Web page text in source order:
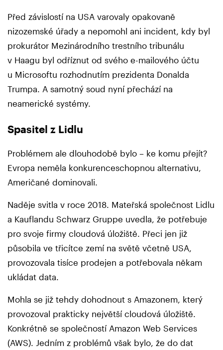
Před závislostí na USA varovaly opakovaně
nizozemské úřady a nepomohl ani incident, kdy byl
prokurátor Mezinárodního trestního tribunálu
v Haagu byl odříznut od svého e-mailového účtu
u Microsoftu rozhodnutím prezidenta Donalda
Trumpa. A samotný soud nyní přechází na
neamerické systémy.
Spasitel z Lidlu
Problémem ale dlouhodobě bylo – ke komu přejít?
Evropa neměla konkurenceschopnou alternativu,
Američané dominovali.
Naděje svitla v roce 2018. Mateřská společnost Lidlu
a Kauflandu Schwarz Gruppe uvedla, že potřebuje
pro svoje firmy cloudová úložiště. Přeci jen již
působila ve třicítce zemí na světě včetně USA,
provozovala tisíce prodejen a potřebovala někam
ukládat data.
Mohla se již tehdy dohodnout s Amazonem, který
provozoval prakticky největší cloudová úložiště.
Konkrétně se společností Amazon Web Services
(AWS). Jedním z problémů však bylo, že do dat